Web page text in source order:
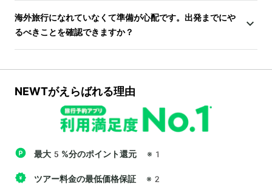
海外旅行になれていなくて準備が心配です。出発までにや
るべきことを確認できますか？
NEWTがえらばれる理由
最大5%分のポイント還元 ※1
ツアー料金の最低価格保証 ※2